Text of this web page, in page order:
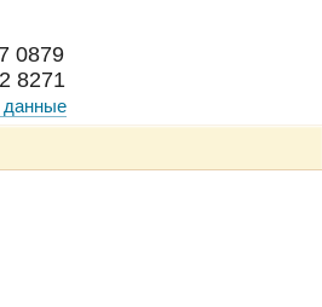
0879
8271
данные